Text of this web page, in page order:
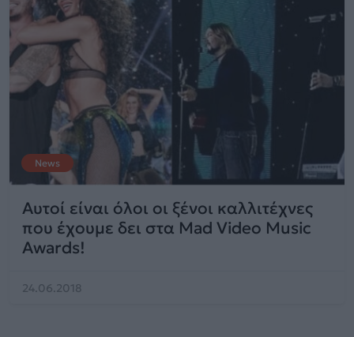
News
Αυτοί είναι όλοι οι ξένοι καλλιτέχνες
που έχουμε δει στα Mad Video Music
Awards!
24.06.2018